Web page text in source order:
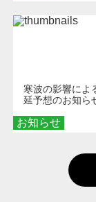
お知らせ
寒波の影響によ
延予想のお知ら